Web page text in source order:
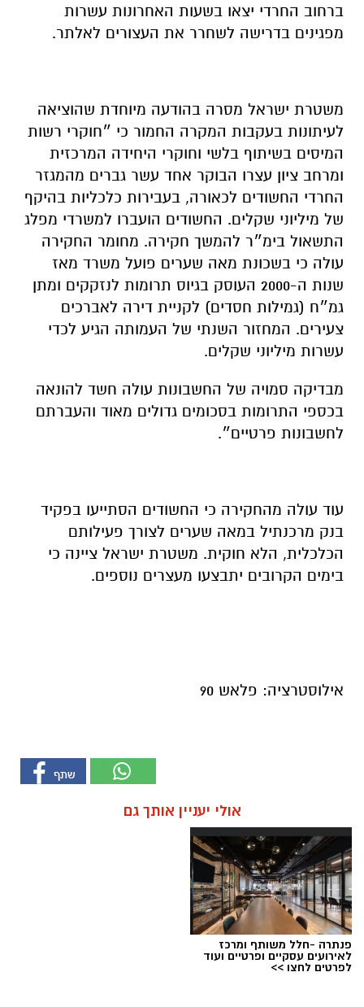
ברחוב החרדי יצאו בשעות האחרונות עשרות
מפגינים בדרישה לשחרר את העצורים לאלתר.
משטרת ישראל מסרה בהודעה מיוחדת שהוציאה
לעיתונות בעקבות המקרה החמור כי ״חוקרי רשות
המיסים בשיתוף בלשי וחוקרי היחידה המרכזית
ומרחב ציון עצרו הבוקר אחד עשר גברים מהמגזר
החרדי החשודים לכאורה, בעבירות כלכליות בהיקף
של מיליוני שקלים. החשודים הועברו למשרדי מפלג
התשאול בימ״ר להמשך חקירה. מחומר החקירה
עולה כי בשכונת מאה שערים פועל משרד מאז
שנות ה-2000 העוסק בגיוס תרומות לנזקקים ומתן
גמ״ח (גמילות חסדים) לקניית דירה לאברכים
צעירים. המחזור השנתי של העמותה הגיע לכדי
עשרות מיליוני שקלים.
מבדיקה סמויה של החשבונות עולה חשד להונאה
בכספי התרומות בסכומים גדולים מאוד והעברתם
לחשבונות פרטיים״.
עוד עולה מהחקירה כי החשודים הסתייעו בפקיד
בנק מרכנתיל במאה שערים לצורך פעילותם
הכלכלית, הלא חוקית. משטרת ישראל ציינה כי
בימים הקרובים יתבצעו מעצרים נוספים.
אילוסטרציה: פלאש 90
אולי יעניין אותך גם
פנתרה -חלל משותף ומרכז
לאירועים עסקיים ופרטיים ועוד
לפרטים לחצו >>